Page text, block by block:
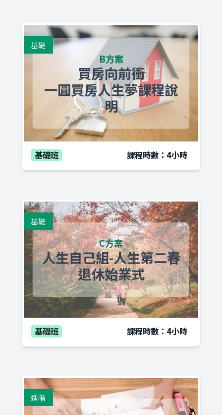
B方案
買房向前衝
一圓買房人生夢課程說
明
基礎
基礎班 課程時數：4小時
C方案
人生自己組-人生第二春
退休始業式
基礎
基礎班 課程時數：4小時
進階